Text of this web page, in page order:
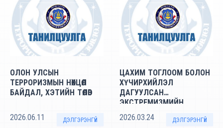
ОЛОН УЛСЫН
ТЕРРОРИЗМЫН НӨХЦӨЛ
БАЙДАЛ, ХЭТИЙН ТӨЛӨВ
2026.06.11 ДЭЛГЭРЭНГҮЙ
ЦАХИМ ТОГЛООМ БОЛОН
ХҮЧИРХИЙЛЭЛ
ДАГУУЛСАН
ЭКСТРЕМИЗМИЙН
ХООРОНДЫН ХОЛБООГ
СУДЛАХ НЬ
2026.03.24 ДЭЛГЭРЭНГҮЙ